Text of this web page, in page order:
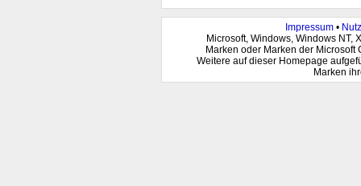
Impressum•
Microsoft, Windows, Windows NT,
Marken oder Marken der
Weitere auf dieser Homepage
Marken